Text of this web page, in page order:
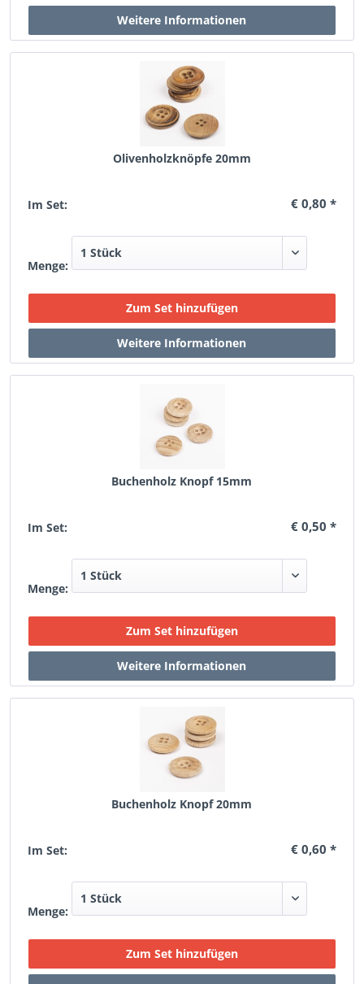
Olivenholzknöpfe 20mm
Im Set: € 0,80 *
Menge:
Buchenholz Knopf 15mm
Im Set: € 0,50 *
Menge:
Buchenholz Knopf 20mm
Im Set: € 0,60 *
Menge: